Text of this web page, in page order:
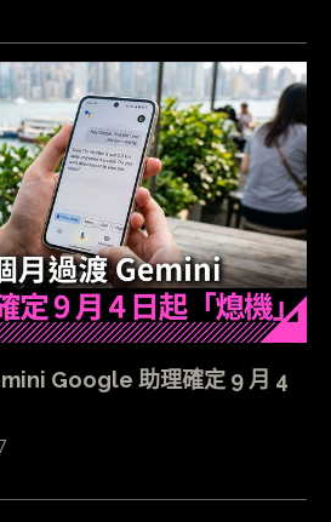
Google 助理確定 9 月 4